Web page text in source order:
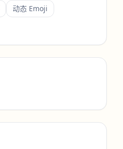
动态 Emoji